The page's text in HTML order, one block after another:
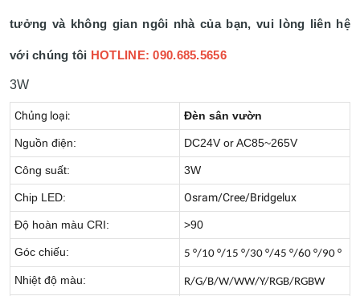
tưởng và không gian ngôi nhà của bạn, vui lòng liên hệ
với chúng tôi HOTLINE: 090.685.5656
3W
Chủng loại: Đèn sân vườn
Nguồn điện: DC24V or AC85~265V
Công suất: 3W
Chip LED: Osram/Cree/Bridgelux
Độ hoàn màu CRI: >90
Góc chiếu: 5 °/10 °/15 °/30 °/45 °/60 °/90 °
Nhiệt độ màu: R/G/B/W/WW/Y/RGB/RGBW